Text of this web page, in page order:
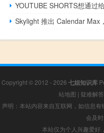
YOUTUBE SHORTS想通过
Copyright © 2012 - 2026 七姐知识库
站地图 | 疑难解答
声明：本站内容来自互联网，如信息
会及
本站仅为个人兴趣爱好